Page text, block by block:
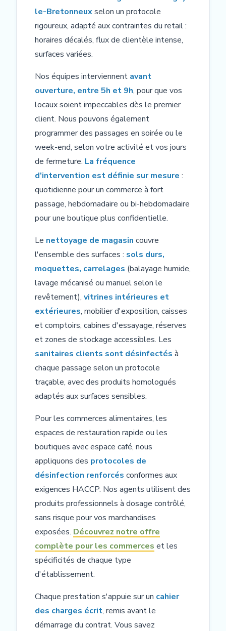
le-Bretonneuxselon un protocole
rigoureux, adapté aux contraintes du retail :
horaires décalés, flux de clientèle intense,
surfaces variées.
Nos équipes interviennent avant
ouverture, entre 5h et 9h, pour que vos
locaux soient impeccables dès le premier
client. Nous pouvons également
programmer des passages en soirée ou le
week-end, selon votre activité et vos jours
de fermeture. La fréquence
d'intervention est définie sur mesure :
quotidienne pour un commerce à fort
passage, hebdomadaire ou bi-hebdomadaire
pour une boutique plus confidentielle.
Le nettoyage de magasin couvre
l'ensemble des surfaces : sols durs,
moquettes, carrelages (balayage humide,
lavage mécanisé ou manuel selon le
revêtement), vitrines intérieures et
extérieures, mobilier d'exposition, caisses
et comptoirs, cabines d'essayage, réserves
et zones de stockage accessibles. Les
sanitaires clients sont désinfectés à
chaque passage selon un protocole
traçable, avec des produits homologués
adaptés aux surfaces sensibles.
Pour les commerces alimentaires, les
espaces de restauration rapide ou les
boutiques avec espace café, nous
appliquons des protocoles de
désinfection renforcés conformes aux
exigences HACCP. Nos agents utilisent des
produits professionnels à dosage contrôlé,
sans risque pour vos marchandises
exposées. Découvrez notre offre
complète pour les commerces et les
spécificités de chaque type
d'établissement.
Chaque prestation s'appuie sur un cahier
des charges écrit, remis avant le
démarrage du contrat. Vous savez